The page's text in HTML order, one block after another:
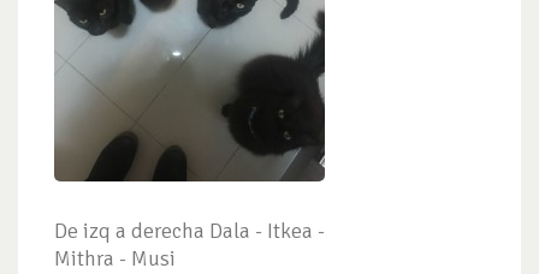
De izq a derecha Dala - Itkea -
Mithra - Musi